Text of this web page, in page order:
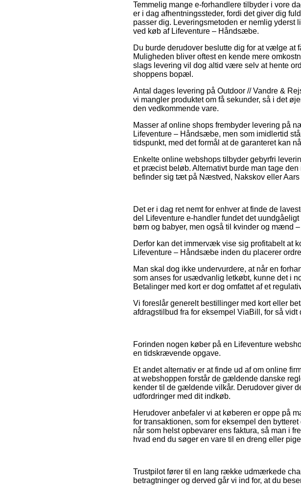
Temmelig mange e-forhandlere tilbyder i vore
er i dag afhentningssteder, fordi det giver dig
passer dig. Leveringsmetoden er nemlig yderst
ved køb af Lifeventure – Håndsæbe.
Du burde derudover beslutte dig for at vælge at
Muligheden bliver oftest en kende mere
slags levering vil dog altid være selv at hente
shoppens bopæl.
Antal dages levering på Outdoor // Vandre &
vi mangler produktet om få sekunder, så i det
den vedkommende vare.
Masser af online shops frembyder levering på
Lifeventure – Håndsæbe, men som imidlertid
tidspunkt, med det formål at de garanteret kan
Enkelte online webshops tilbyder gebyrfri
et præcist beløb. Alternativt burde man tage
befinder sig tæt på Næstved, Nakskov eller
Det er i dag ret nemt for enhver at finde de
del Lifeventure e-handler fundet det
børn og babyer, men også til kvinder og mænd
Derfor kan det immervæk vise sig profitabelt at
Lifeventure – Håndsæbe inden du placerer
Man skal dog ikke undervurdere, at når en
som anses for usædvanlig letkøbt, kunne det i
Betalinger med kort er dog omfattet af et
Vi foreslår generelt bestillinger med kort eller
afdragstilbud fra for eksempel ViaBill, for så
Forinden nogen køber på en Lifeventure
en tidskrævende opgave.
Et andet alternativ er at finde ud af om online
at webshoppen forstår de gældende danske
kender til de gældende vilkår. Derudover giver
udfordringer med dit indkøb.
Herudover anbefaler vi at køberen er oppe på
for transaktionen, som for eksempel den
når som helst opbevarer ens faktura, så man i
hvad end du søger en vare til en dreng eller
Trustpilot fører til en lang række udmærkede
betragtninger og derved går vi ind for, at du